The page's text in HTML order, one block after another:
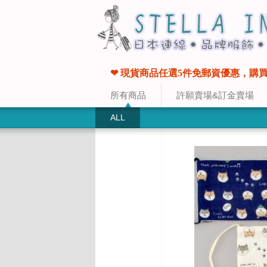
所有商品 許願賣場&訂金賣場
❤ 現貨商品任選5件免郵資優惠，購
ALL